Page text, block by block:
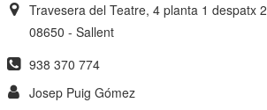
Travesera del Teatre, 4 planta 1 despatx 2
08650 - Sallent
938 370 774
Josep Puig Gómez